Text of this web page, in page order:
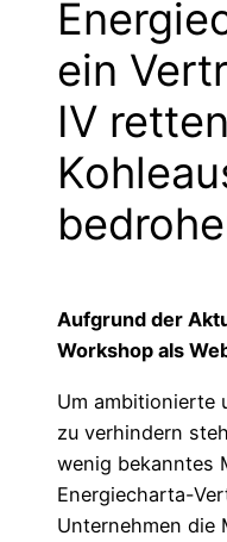
ein
IV
Aufgrund der
Workshop als
Um ambitionierte
zu verhindern
wenig bekanntes
Energiecharta-
Unternehmen die